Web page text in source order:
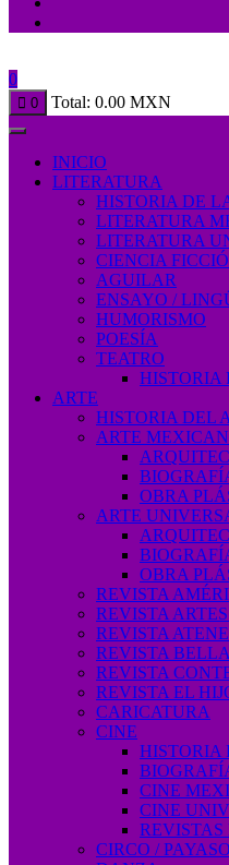
0
0 Total: 0.00 MXN
INICIO
LITERATURA
HISTORIA DE
LITERATURA
LITERATURA
CIENCIA
AGUILAR
ENSAYO /
HUMORISMO
POESÍA
TEATRO
HISTORIA
ARTE
HISTORIA DEL
ARTE
OBRA
ARTE
OBRA
REVISTA
REVISTA
REVISTA
REVISTA
REVISTA
REVISTA EL
CARICATURA
CINE
HISTORIA
CINE
CINE
REVISTAS
CIRCO /